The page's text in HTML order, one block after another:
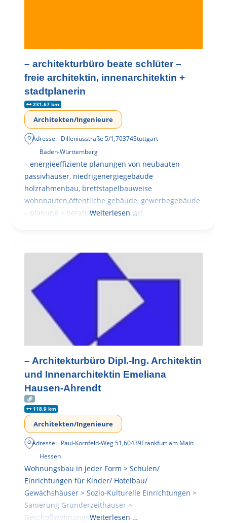
– architekturbüro beate schlüter –
freie architektin, innenarchitektin +
stadtplanerin
231.67 km
Architekten/Ingenieure
Adresse: Dilleniusstraße 5/1,70374Stuttgart
Baden-Württemberg
– energieeffiziente planungen von neubauten
passivhäuser, niedrigenergiegebäude
holzrahmenbau, brettstapelbauweise
wohnbauten,öffentliche gebäude, gewerbegebäude
– planung + beratung bei an – und
Weiterlesen …
– Architekturbüro Dipl.-Ing. Architektin
und Innenarchitektin Emeliana
Hausen-Ahrendt
118.9 km
Architekten/Ingenieure
Adresse: Paul-Kornfeld-Weg 51,60439Frankfurt am Main
Hessen
Wohnungsbau in jeder Form > Schulen/
Einrichtungen für Kinder/ Hotelbau/
Gewächshäuser > Sozio-Kulturelle Einrichtungen >
Sanierung Gründerzeithäuser >
GeschoßwohnungsbauWeiterlesen …